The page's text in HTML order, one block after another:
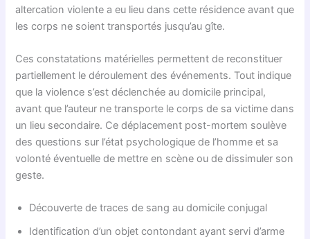
altercation violente a eu lieu dans cette résidence avant que
les corps ne soient transportés jusqu’au gîte.
Ces constatations matérielles permettent de reconstituer
partiellement le déroulement des événements. Tout indique
que la violence s’est déclenchée au domicile principal,
avant que l’auteur ne transporte le corps de sa victime dans
un lieu secondaire. Ce déplacement post-mortem soulève
des questions sur l’état psychologique de l’homme et sa
volonté éventuelle de mettre en scène ou de dissimuler son
geste.
Découverte de traces de sang au domicile conjugal
Identification d’un objet contondant ayant servi d’arme